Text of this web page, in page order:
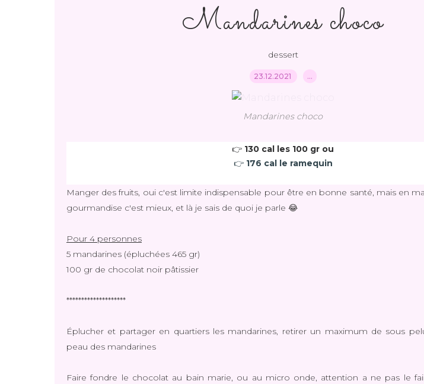
Mandarines choco
dessert
23.12.2021 …
Mandarines choco
👉 130 cal les 100 gr ou
👉 176 cal le ramequin
Manger des fruits, oui c'est limite indispensable pour être en bonne santé, mais en
gourmandise c'est mieux, et là je sais de quoi je parle 😂
Pour 4 personnes
5 mandarines (épluchées 465 gr)
100 gr de chocolat noir pâtissier
********************
Éplucher et partager en quartiers les mandarines, retirer un maximum de sous
peau des mandarines
Faire fondre le chocolat au bain marie, ou au micro onde, attention a ne pas le